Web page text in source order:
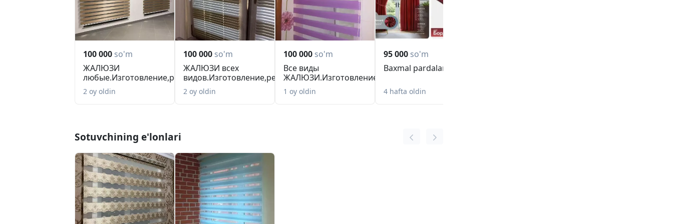
100 000 so'm
ЖАЛЮЗИ
любые.Изготовление,ремонт,
переделка размер...
2 oy oldin
100 000 so'm
ЖАЛЮЗИ всех
видов.Изготовление,ремонт,переделка
ра...
2 oy oldin
100 000 so'm
Все виды
ЖАЛЮЗИ.Изготовление,ремонт,переделка
разм...
1 oy oldin
95 000 so'm
Baxmal pardalar
4 hafta oldin
Sotuvchining e'lonlari